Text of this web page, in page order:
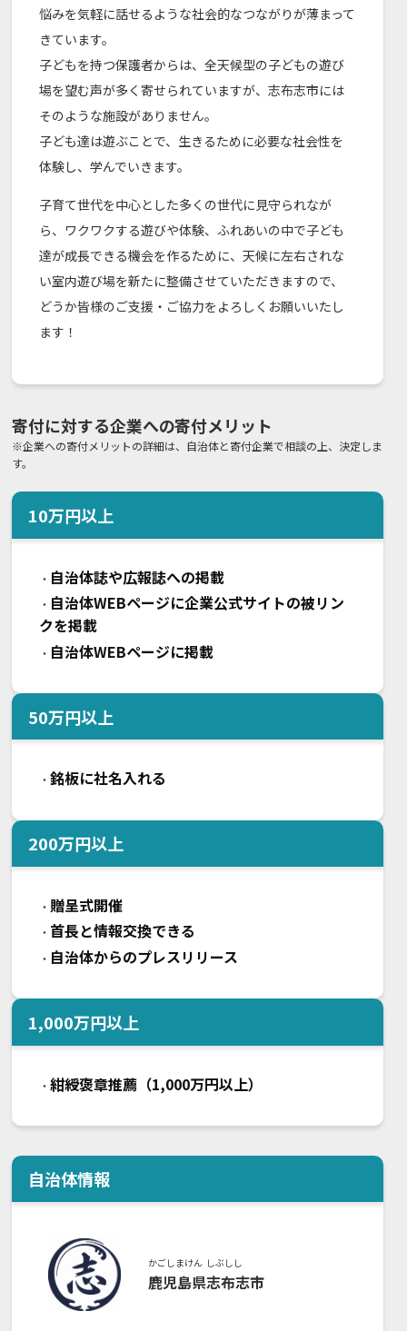
悩みを気軽に話せるような社会的なつながりが薄まって
きています。
子どもを持つ保護者からは、全天候型の子どもの遊び
場を望む声が多く寄せられていますが、志布志市には
そのような施設がありません。
子ども達は遊ぶことで、生きるために必要な社会性を
体験し、学んでいきます。
子育て世代を中心とした多くの世代に見守られなが
ら、ワクワクする遊びや体験、ふれあいの中で子ども
達が成長できる機会を作るために、天候に左右されな
い室内遊び場を新たに整備させていただきますので、
どうか皆様のご支援・ご協力をよろしくお願いいたし
ます！
寄付に対する企業への寄付メリット
※企業への寄付メリットの詳細は、自治体と寄付企業で相談の上、決定しま
す。
10万円以上
・ 自治体誌や広報誌への掲載
・ 自治体WEBページに企業公式サイトの被リン
クを掲載
・ 自治体WEBページに掲載
50万円以上
・銘板に社名入れる
200万円以上
・ 贈呈式開催
・ 首長と情報交換できる
・ 自治体からのプレスリリース
1,000万円以上
・紺綬褒章推薦（1,000万円以上）
自治体情報
かごしまけん
鹿児島県
しぶしし
志布志市